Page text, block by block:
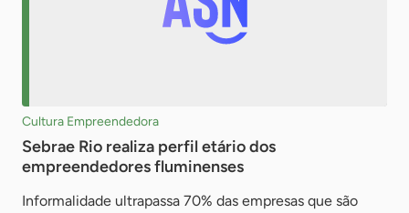
Cultura Empreendedora
Sebrae Rio realiza perfil etário dos
empreendedores fluminenses
Informalidade ultrapassa 70% das empresas que são